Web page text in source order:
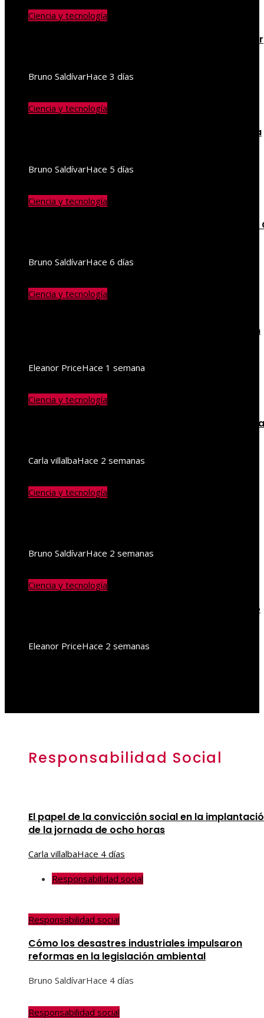
Ciencia y tecnología
Microbiota intestinal: un aliado para el bienestar
Bruno SaldívarHace 3 días
Ciencia y tecnología
Las misiones espaciales más significativas en la
Bruno SaldívarHace 5 días
Ciencia y tecnología
Cómo aprovechar los beneficios de la vitamina
Bruno SaldívarHace 6 días
Ciencia y tecnología
esenciales para la protección de la información
Eleanor PriceHace 1 semana
Ciencia y tecnología
Macronutrientes: balance ideal entre
Carla villalbaHace 2 semanas
Ciencia y tecnología
Bruno SaldívarHace 2 semanas
Ciencia y tecnología
Comer saludable: estrategias para un equilibrio
Eleanor PriceHace 2 semanas
Responsabilidad Social
El papel de la convicción social en la
de la jornada de ocho horas
Carla villalbaHace 4 días
Responsabilidad social
Responsabilidad social
Cómo los desastres industriales impulsaron
reformas en la legislación ambiental
Bruno SaldívarHace 4 días
Responsabilidad social